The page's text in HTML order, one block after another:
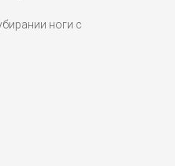
ноги с